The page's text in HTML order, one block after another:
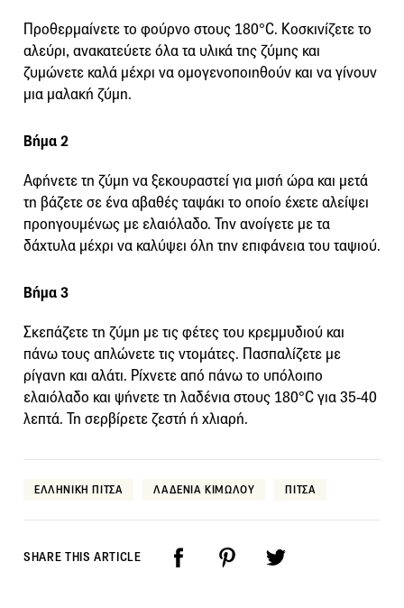
Προθερμαίνετε το φούρνο στους 180°C. Κοσκινίζετε το
αλεύρι, ανακατεύετε όλα τα υλικά της ζύμης και
ζυμώνετε καλά μέχρι να ομογενοποιηθούν και να γίνουν
μια μαλακή ζύμη.
Βήμα 2
Αφήνετε τη ζύμη να ξεκουραστεί για μισή ώρα και μετά
τη βάζετε σε ένα αβαθές ταψάκι το οποίο έχετε αλείψει
προηγουμένως με ελαιόλαδο. Την ανοίγετε με τα
δάχτυλα μέχρι να καλύψει όλη την επιφάνεια του ταψιού.
Βήμα 3
Σκεπάζετε τη ζύμη με τις φέτες του κρεμμυδιού και
πάνω τους απλώνετε τις ντομάτες. Πασπαλίζετε με
ρίγανη και αλάτι. Ρίχνετε από πάνω το υπόλοιπο
ελαιόλαδο και ψήνετε τη λαδένια στους 180°C για 35-40
λεπτά. Τη σερβίρετε ζεστή ή χλιαρή.
ΕΛΛΗΝΙΚΗ ΠΙΤΣΑ ΛΑΔΕΝΙΑ ΚΙΜΩΛΟΥ ΠΙΤΣΑ
SHARE THIS ARTICLE